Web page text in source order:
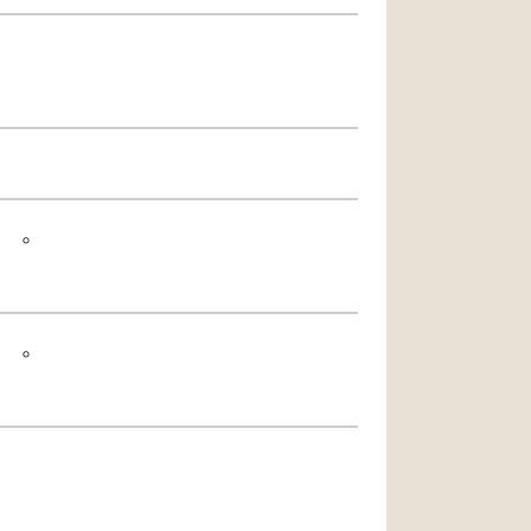
。